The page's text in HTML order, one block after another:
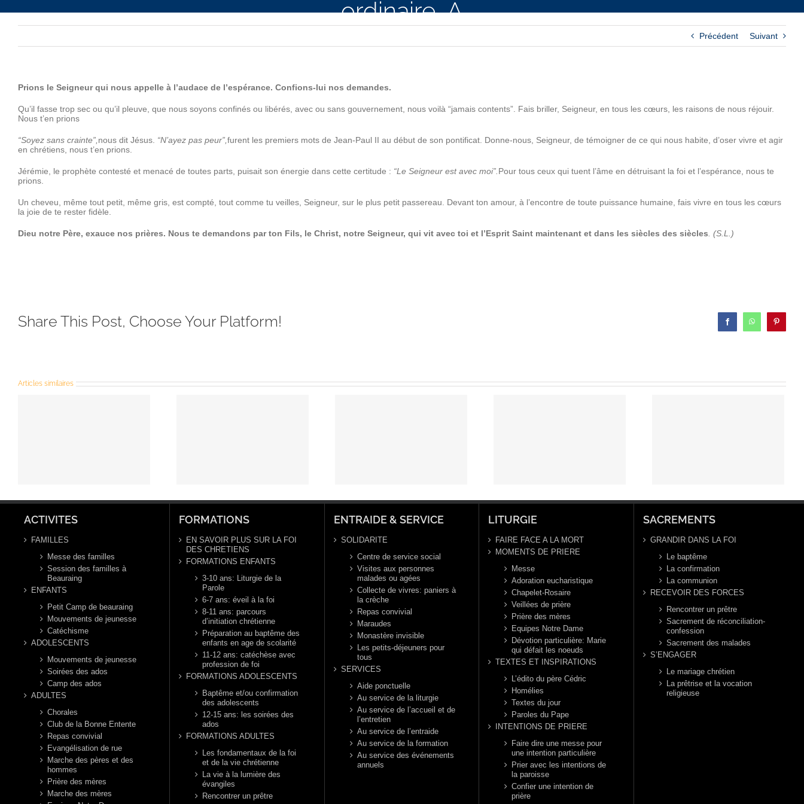
ordinaire, A
Précédent Suivant
Prions le Seigneur qui nous appelle à l’audace de l’espérance. Confions-lui nos demandes.
Qu’il fasse trop sec ou qu’il pleuve, que nous soyons confinés ou libérés, avec ou sans gouvernement, nous voilà “jamais contents”. Fais briller, Seigneur, en tous les cœurs, les raisons de nous réjouir.
Nous t’en prions
“Soyez sans crainte”, nous dit Jésus. “N’ayez pas peur”, furent les premiers mots de Jean-Paul II au début de son pontificat. Donne-nous, Seigneur, de témoigner de ce qui nous habite, d’oser vivre et agir
en chrétiens, nous t’en prions.
Jérémie, le prophète contesté et menacé de toutes parts, puisait son énergie dans cette certitude : “Le Seigneur est avec moi”. Pour tous ceux qui tuent l’âme en détruisant la foi et l’espérance, nous te
prions.
Un cheveu, même tout petit, même gris, est compté, tout comme tu veilles, Seigneur, sur le plus petit passereau. Devant ton amour, à l’encontre de toute puissance humaine, fais vivre en tous les cœurs
la joie de te rester fidèle.
Dieu notre Père, exauce nos prières. Nous te demandons par ton Fils, le Christ, notre Seigneur, qui vit avec toi et l’Esprit Saint maintenant et dans les siècles des siècles . (S.L.)
Share This Post, Choose Your Platform! FacebookWhatsApp
Articles similaires
janvier 2025
(Année C)
Famille
2024
ACTIVITES
FAMILLES
Messe des familles
Session des familles à
Beauraing
ENFANTS
Petit Camp de beauraing
Mouvements de jeunesse
Catéchisme
ADOLESCENTS
Mouvements de jeunesse
Soirées des ados
Camp des ados
ADULTES
Chorales
Club de la Bonne Entente
Repas convivial
Evangélisation de rue
Marche des pères et des
hommes
Prière des mères
Marche des mères
FORMATIONS
EN SAVOIR PLUS SUR LA FOI
DES CHRETIENS
FORMATIONS ENFANTS
3-10 ans: Liturgie de la
Parole
6-7 ans: éveil à la foi
8-11 ans: parcours
d’initiation chrétienne
Préparation au baptême des
enfants en age de scolarité
11-12 ans: catéchèse avec
profession de foi
FORMATIONS ADOLESCENTS
Baptême et/ou confirmation
des adolescents
12-15 ans: les soirées des
ados
FORMATIONS ADULTES
Les fondamentaux de la foi
et de la vie chrétienne
La vie à la lumière des
évangiles
Rencontrer un prêtre
ENTRAIDE & SERVICE
SOLIDARITE
Centre de service social
Visites aux personnes
malades ou agées
Collecte de vivres: paniers à
la crèche
Repas convivial
Maraudes
Monastère invisible
Les petits-déjeuners pour
tous
SERVICES
Aide ponctuelle
Au service de la liturgie
Au service de l’accueil et de
l’entretien
Au service de l’entraide
Au service de la formation
Au service des événements
annuels
LITURGIE
FAIRE FACE A LA MORT
MOMENTS DE PRIERE
Messe
Adoration eucharistique
Chapelet-Rosaire
Veillées de prière
Prière des mères
Equipes Notre Dame
Dévotion particulière: Marie
qui défait les noeuds
TEXTES ET INSPIRATIONS
L’édito du père Cédric
Homélies
Textes du jour
Paroles du Pape
INTENTIONS DE PRIERE
Faire dire une messe pour
une intention particulière
Prier avec les intentions de
la paroisse
Confier une intention de
prière
SACREMENTS
GRANDIR DANS LA FOI
Le baptême
La confirmation
La communion
RECEVOIR DES FORCES
Rencontrer un prêtre
Sacrement de réconciliation-
confession
Sacrement des malades
S’ENGAGER
Le mariage chrétien
La prêtrise et la vocation
religieuse